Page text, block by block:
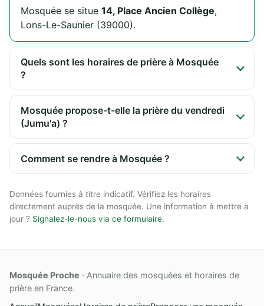
Mosquée se situe 14, Place Ancien Collège,
Lons-Le-Saunier (39000).
Quels sont les horaires de prière à Mosquée
?
Mosquée propose-t-elle la prière du vendredi
(Jumu'a) ?
Comment se rendre à Mosquée ?
Données fournies à titre indicatif. Vérifiez les horaires
directement auprès de la mosquée. Une information à mettre à
jour ? Signalez-le-nous via ce formulaire.
Mosquée Proche · Annuaire des mosquées et horaires de
prière en France.